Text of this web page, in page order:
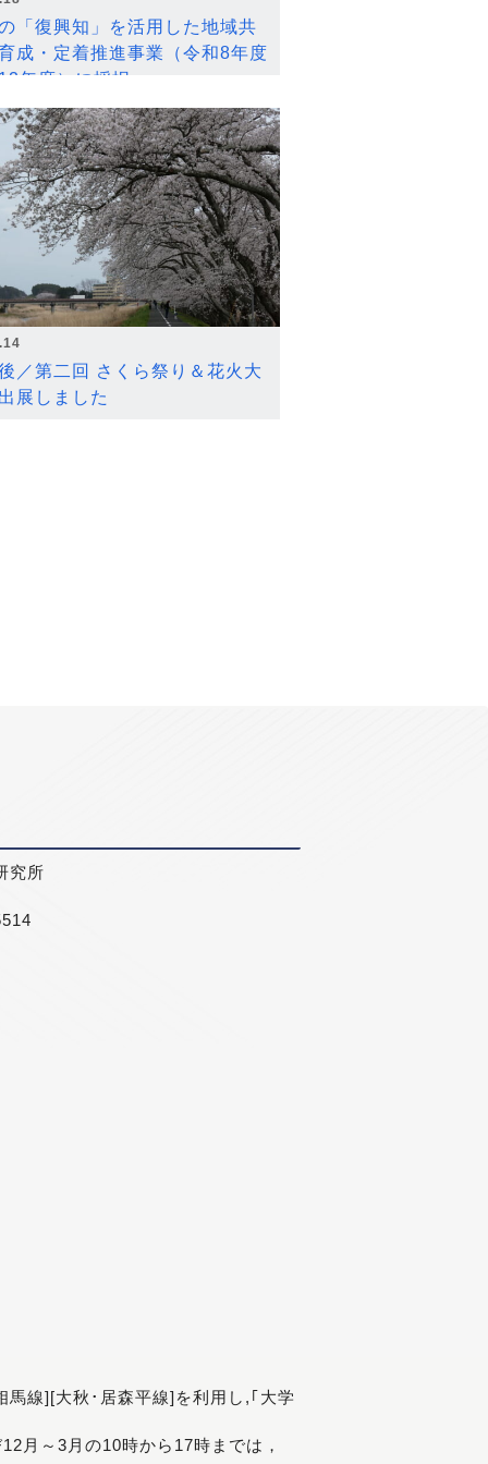
「復興知」を活用した地域共
成・定着推進事業（令和8年度
年度）に採択
／第二回 さくら祭り＆花火大
展しました
究所
線][大秋･居森平線]を利用し,｢大学
月～3月の10時から17時までは，